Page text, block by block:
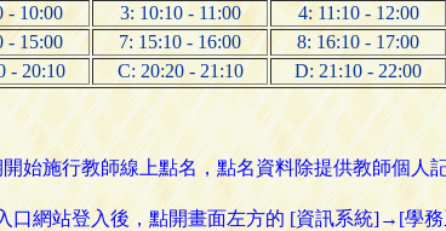
- 10:00 3: 10:10 - 11:00 4: 11:10 - 12:00
- 15:00 7: 15:10 - 16:00 8: 16:10 - 17:00
- 20:10 C: 20:20 - 21:10 D: 21:10 - 22:00
始施行教師線上點名，點名資料除提供教師個
口網站登入後，點開畫面左方的 [資訊系統]→[學